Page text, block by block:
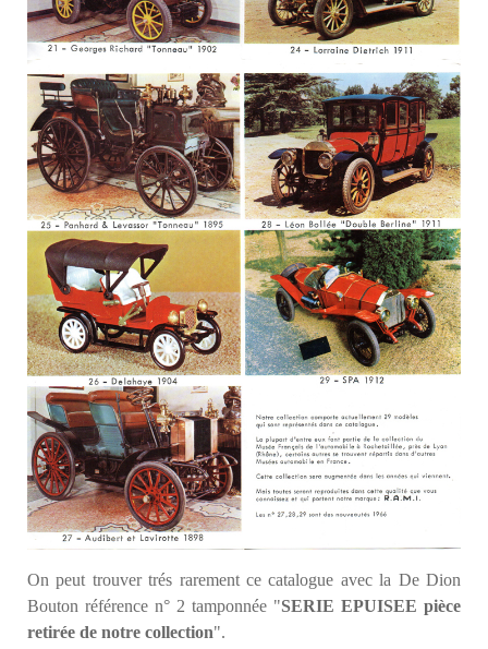
On peut trouver trés rarement ce catalogue avec la De Dion
Bouton référence n° 2 tamponnée "SERIE EPUISEE pièce
retirée de notre collection".